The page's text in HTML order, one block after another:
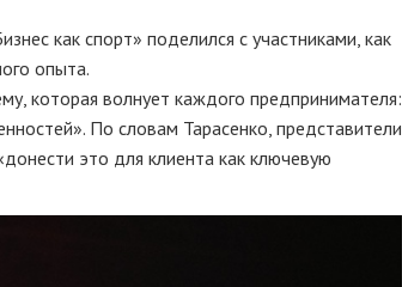
как спорт» поделился с участниками, как
опыта.
которая волнует каждого предпринимателя:
По словам Тарасенко, представители
это для клиента как ключевую